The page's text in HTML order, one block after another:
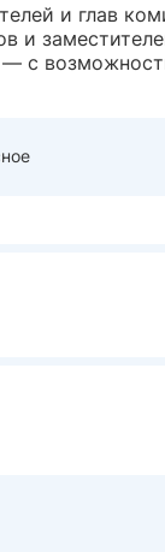
и глав
и
— с